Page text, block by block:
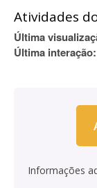
Atividades
Última
Última interação:
Informações